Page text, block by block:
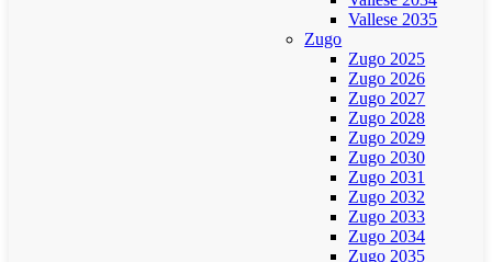
Vallese 2035
Zugo
Zugo 2025
Zugo 2026
Zugo 2027
Zugo 2028
Zugo 2029
Zugo 2030
Zugo 2031
Zugo 2032
Zugo 2033
Zugo 2034
Zugo 2035